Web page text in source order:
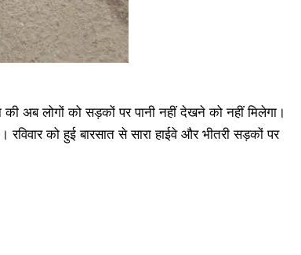
अब लोगों को सड़कों पर पानी नहीं देखने को नहीं मिलेगा।
को हुई बारसात से सारा हाईवे और भीतरी सड़कों पर